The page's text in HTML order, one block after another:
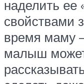
наделить
свойствами
время маму
малыш может